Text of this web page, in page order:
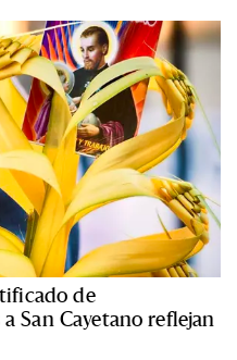
de
San Cayetano reflejan